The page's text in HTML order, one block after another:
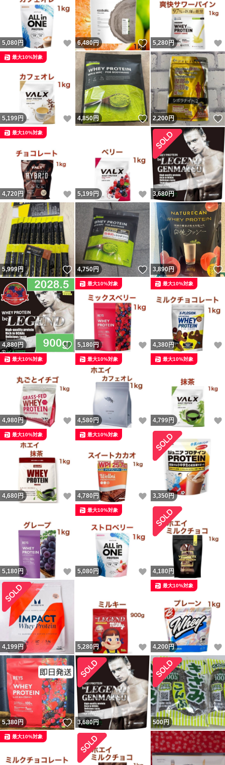
5,080 円 いいね！
6,480円 いいね！
5,280 円
5,199円 いいね！
最大10%対象
4,850円 いいね！
2,200円
4,720 円 いいね！
最大10%対象
5,199円 いいね！
3,680円
5,999円 いいね！
4,750円 いいね！
3,890円
4,880円 いいね！
5,180 円 いいね！
最大10%対象
4,380 円
最大10%対象
4,980 円 いいね！
最大10%対象
4,580 円 いいね！
最大10%対象
4,799円
最大10%対象
4,680 円 いいね！
最大10%対象
4,780 円 いいね！
最大10%対象
3,350 円
5,180 円 いいね！
5,080 円 いいね！
最大10%対象
4,180 円
4,199円 5,280円 いいね！
4,200 円
最大10%対象
5,380円 いいね！
3,680円 500円
最大10%対象